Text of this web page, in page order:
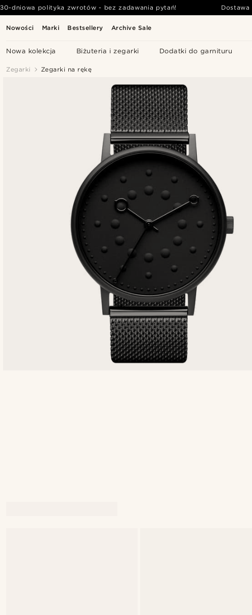
Nowości Marki Bestsellery Archive Sale
Nowa kolekcja Biżuteria i zegarki Dodatki do garnituru
30-dniowa polityka zwrotów - bez zadawania pytań! Dostawa
Zegarki Zegarki na rękę